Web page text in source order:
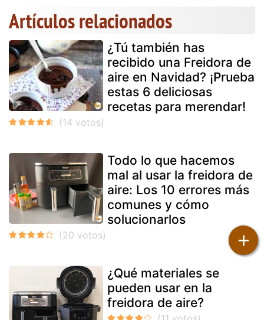
+
Artículos relacionados
¿Tú también has
recibido una Freidora de
aire en Navidad? ¡Prueba
estas 6 deliciosas
recetas para merendar!
Todo lo que hacemos
mal al usar la freidora de
aire: Los 10 errores más
comunes y cómo
solucionarlos
¿Qué materiales se
pueden usar en la
freidora de aire?